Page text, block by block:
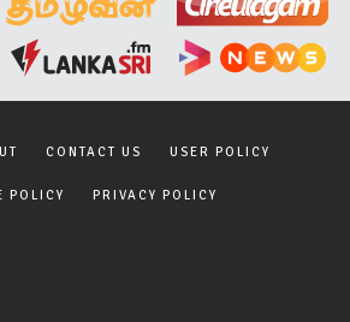
CONTACT US USER POLICY
POLICY PRIVACY POLICY